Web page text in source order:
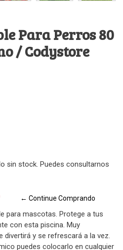
Para Perros 80
/ Codystore
sin stock. Puedes consultarnos
← Continue Comprando
para mascotas. Protege a tus
con esta piscina. Muy
divertirá y se refrescará a la vez.
puedes colocarlo en cualquier